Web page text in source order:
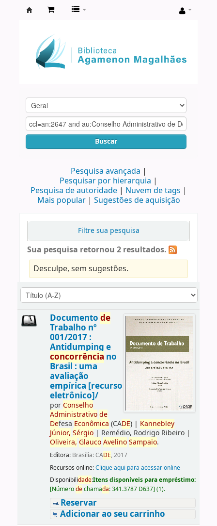
Agamenon
Magalhães
Buscar
Pesquisa avançada
Pesquisar por hierarquia
Pesquisa de autoridade
Nuvem de tags
Mais popular
Sugestões de aquisição
Filtre sua pesquisa
Sua pesquisa retornou 2 resultados.
Desculpe, sem sugestões.
Documento de
Trabalho nº
001/2017 :
Antidumping e
concorrência no
Brasil : uma
avaliação
empírica [recurso
eletrônico]/
porConselho
Administrativo de
Defesa Econômica (CADE)| Kannebley
Júnior, Sérgio| Remédio, Rodrigo Ribeiro|
Oliveira, Glauco Avelino Sampaio.
Editora: Brasília: CADE, 2017
Recursos online:Clique aqui para acessar online
Disponibilidade:Itens disponíveis para empréstimo:
[Númerodechamada:341.3787 D637] (1).
Reservar
Adicionar ao seu carrinho